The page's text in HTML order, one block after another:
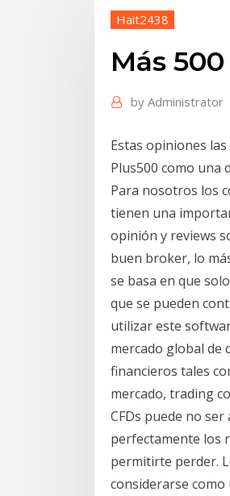
Hait2438
Más
by Administrator
Estas opiniones
Plus500 como una
Para nosotros los
tienen una
opinión y reviews
buen broker, lo
se basa en que
que se pueden
utilizar este
mercado global de
financieros tales
mercado, trading
CFDs puede no
perfectamente los
permitirte perder.
considerarse